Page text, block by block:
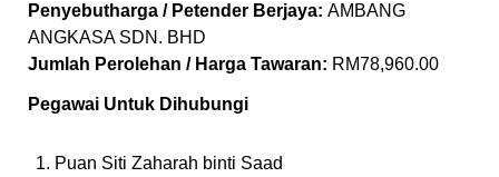
Penyebutharga / Petender Berjaya: AMBANG
ANGKASA SDN. BHD
Jumlah Perolehan / Harga Tawaran: RM78,960.00
Pegawai Untuk Dihubungi
Puan Siti Zaharah binti Saad